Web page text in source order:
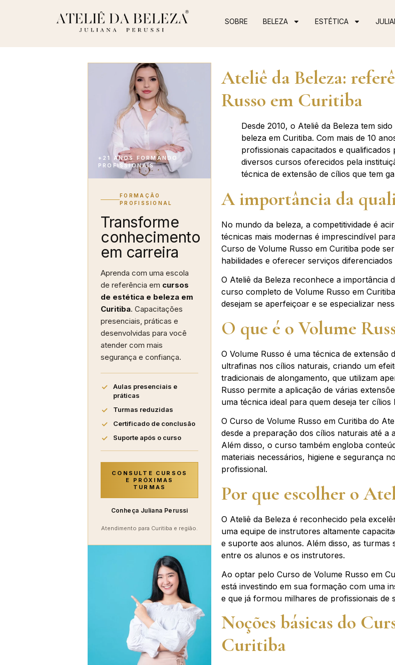
SOBRE BELEZA ESTÉTICA
+21 ANOS FORMANDO
PROFISSIONAIS
FORMAÇÃO
PROFISSIONAL
Transforme
conhecimento
em carreira
Aprenda com uma escola
de referência em cursos
de estética e beleza em
Curitiba. Capacitações
presenciais, práticas e
desenvolvidas para você
atender com mais
segurança e confiança.
Aulas presenciais e
práticas
Turmas reduzidas
Certificado de conclusão
Suporte após o curso
CONSULTE CURSOS
E PRÓXIMAS
TURMAS
Conheça Juliana Perussi
Atendimento para Curitiba e região.
Ateliê da Beleza:
Russo em Curitiba
Desde 2010, o Ateliê da Beleza tem
beleza em Curitiba. Com mais de 10
profissionais capacitados e
diversos cursos oferecidos pela
técnica de extensão de cílios que tem
A importância da
No mundo da beleza, a competitividade é
técnicas mais modernas é imprescindível
Curso de Volume Russo em Curitiba pode
habilidades e oferecer serviços diferenciados
O Ateliê da Beleza reconhece a importância
curso completo de Volume Russo em
desejam se aperfeiçoar e se especializar
O que é o Volume
O Volume Russo é uma técnica de extensão
ultrafinas nos cílios naturais, criando um
tradicionais de alongamento, que utilizam
Russo permite a aplicação de várias
uma técnica ideal para quem deseja ter
O Curso de Volume Russo em Curitiba do
desde a preparação dos cílios naturais até a
Além disso, o curso também engloba
materiais necessários, higiene e segurança
profissional.
Por que escolher o
O Ateliê da Beleza é reconhecido pela
uma equipe de instrutores altamente
e suporte aos alunos. Além disso, as
entre os alunos e os instrutores.
Ao optar pelo Curso de Volume Russo em
está investindo em sua formação com uma
e que já formou milhares de profissionais de
Noções básicas do
Curitiba